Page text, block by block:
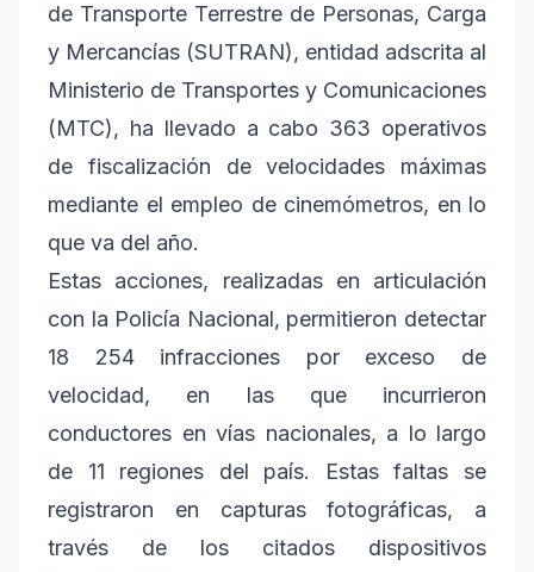
de Transporte Terrestre de Personas, Carga
y Mercancías (SUTRAN), entidad adscrita al
Ministerio de Transportes y Comunicaciones
(MTC), ha llevado a cabo 363 operativos
de fiscalización de velocidades máximas
mediante el empleo de cinemómetros, en lo
que va del año.
Estas acciones, realizadas en articulación
con la Policía Nacional, permitieron detectar
18 254 infracciones por exceso de
velocidad, en las que incurrieron
conductores en vías nacionales, a lo largo
de 11 regiones del país. Estas faltas se
registraron en capturas fotográficas, a
través de los citados dispositivos